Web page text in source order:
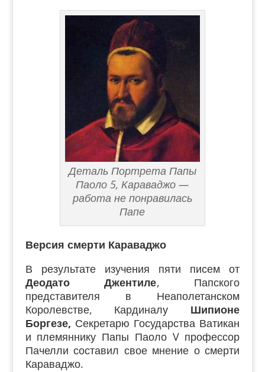
Деталь Портрета Папы
Паоло 5, Караваджо —
работа не понравилась
Папе
Версия смерти Караваджо
В результате изучения пяти писем от
Деодато Джентиле, Папского
представителя в Неаполетанском
Королевстве, Кардиналу Шипионе
Боргезе, Секретарю Государства Ватикан
и племяннику Папы Паоло V профессор
Пачелли составил свое мнение о смерти
Караваджо.